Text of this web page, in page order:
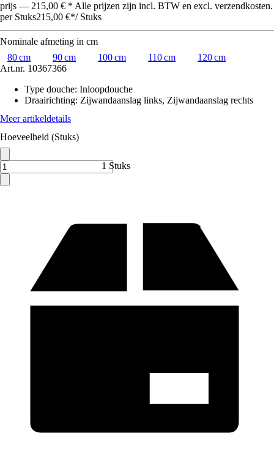
prijs — 215,00 € * Alle prijzen zijn incl. BTW en excl. verzendkosten.
per Stuks215,00 €*/ Stuks
Nominale afmeting in cm
80 cm
90 cm 100 cm 110 cm
120 cm
Art.nr. 10367366
Type douche: Inloopdouche
Draairichting: Zijwandaanslag links, Zijwandaanslag rechts
Meer artikeldetails
Hoeveelheid (Stuks)
1 Stuks